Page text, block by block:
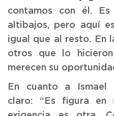
contamos con él.
altibajos, pero aquí
igual que al resto. En
otros que lo
merecen su
En cuanto a Ismael
claro: “Es figura